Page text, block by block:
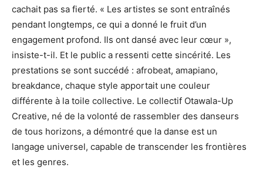
cachait pas sa fierté. « Les artistes se sont entraînés
pendant longtemps, ce qui a donné le fruit d’un
engagement profond. Ils ont dansé avec leur cœur »,
insiste-t-il. Et le public a ressenti cette sincérité. Les
prestations se sont succédé : afrobeat, amapiano,
breakdance, chaque style apportait une couleur
différente à la toile collective. Le collectif Otawala-Up
Creative, né de la volonté de rassembler des danseurs
de tous horizons, a démontré que la danse est un
langage universel, capable de transcender les frontières
et les genres.